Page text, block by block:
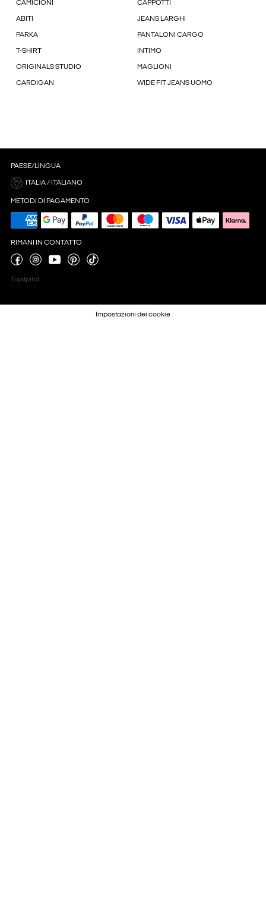
CAMICIONI CAPPOTTI
ABITI JEANS LARGHI
PARKA PANTALONI CARGO
T-SHIRT INTIMO
ORIGINALS STUDIO MAGLIONI
CARDIGAN WIDE FIT JEANS UOMO
PAESE/LINGUA
ITALIA / ITALIANO
METODI DI PAGAMENTO
RIMANI IN CONTATTO
Trustpilot
Impostazioni dei cookie